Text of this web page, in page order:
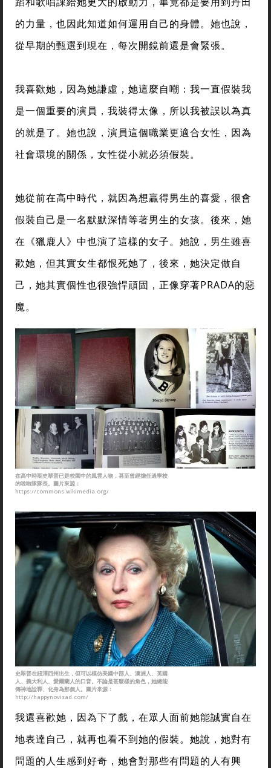
的力量，也因此知道如何運用自己的身體。她也說，
從早期的甄選到現在，每次開鏡前還是會緊張。
我喜歡她，因為她謙虛，她這麼自嘲：我一直假裝我
是一個重要的演員，我裝得太像，所以我被誤以為真
的就是了。她也說，演員這個職業更適合女性，因為
社會環境的關係，女性從小就必須假裝。
她從前在高中時代，就因為想贏得男生的喜愛，很會
假裝自己是一名默默深情等著男生的女孩。後來，她
在《獵鹿人》中也演了這樣的女子。她說，男生雖喜
歡她，但其實女生都恨死她了，後來，她決定做自
己，她其實個性也很強悍頑固，正像穿著PRADA的惡
魔。
在高中時期史翠普已是校園中的風雲人物，甚至曾經擔任過學校
的啦啦隊隊長。圖片來源：
https://commons.wikimedia.org/
史翠普在紐澤西州出生，但可以模仿美國中部人、澳洲人、英國
人、義大利人、愛爾蘭人的口音。不論是甚麼樣的角色，她總能
傳神地詮釋、化身為那個人。圖片來源：
http://happynovisad.com/
我還喜歡她，因為下了戲，在眾人面前她能誠實自在
地表達自己，就再也看不到她的假裝。她說，她對有
問題的人生感到好奇，她會對那些有問題的人有興